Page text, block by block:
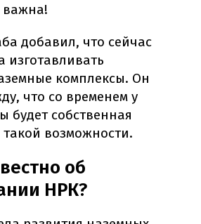
важна!
добавил, что сейчас
изготавливать
комплексы. Он
что со временем у
будет собственная
такой возможности.
об
НРК?